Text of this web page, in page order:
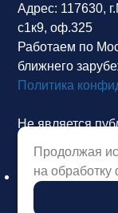
Адрес: 117630,
с1к9, оф.325
Работаем по
ближнего
Политика
Не является
Продолжая
на